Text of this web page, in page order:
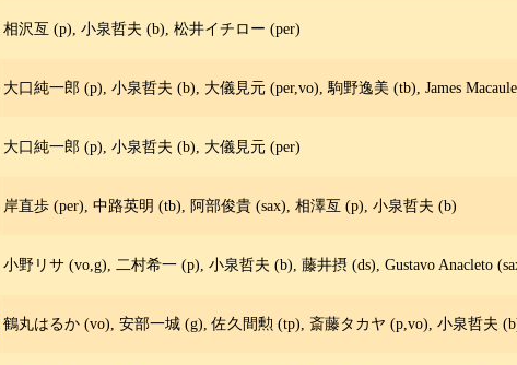
相沢亙 (p), 小泉哲夫 (b), 松井イチロー (per)
大口純一郎 (p), 小泉哲夫 (b), 大儀見元 (per,vo), 駒野逸美 (tb), James
大口純一郎 (p), 小泉哲夫 (b), 大儀見元 (per)
岸直歩 (per), 中路英明 (tb), 阿部俊貴 (sax), 相澤亙 (p), 小泉哲夫 (b)
小野リサ (vo,g), 二村希一 (p), 小泉哲夫 (b), 藤井摂 (ds), Gustavo Anacleto
鶴丸はるか (vo), 安部一城 (g), 佐久間勲 (tp), 斎藤タカヤ (p,vo), 小泉哲夫